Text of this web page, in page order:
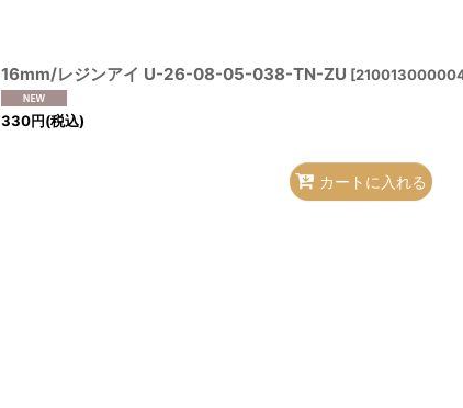
16mm/レジンアイ U-26-08-05-038-TN-ZU [
330円(税込)
カートに入れる